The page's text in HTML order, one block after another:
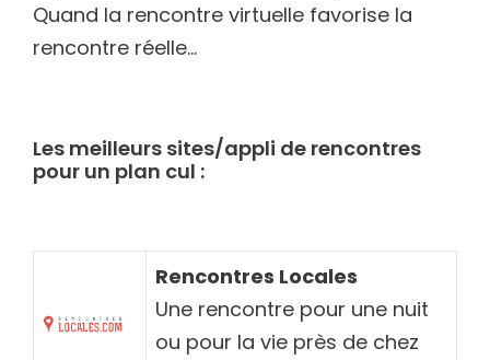
Quand la rencontre virtuelle favorise la
rencontre réelle…
Les meilleurs sites/appli de rencontres
pour un plan cul :
Rencontres Locales
Une rencontre pour une nuit
ou pour la vie près de chez